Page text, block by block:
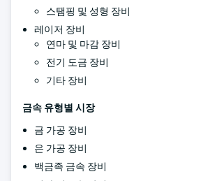
스탬핑 및 성형 장비
레이저 장비
연마 및 마감 장비
전기 도금 장비
기타 장비
금속 유형별 시장
금 가공 장비
은 가공 장비
백금족 금속 장비